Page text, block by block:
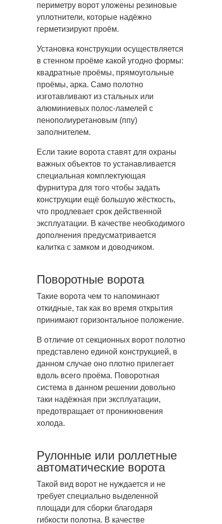
периметру ворот уложены резиновые
уплотнители, которые надёжно
герметизируют проём.
Установка конструкции осуществляется
в стенном проёме какой угодно формы:
квадратные проёмы, прямоугольные
проёмы, арка. Само полотно
изготавливают из стальных или
алюминиевых полос-ламелей с
пенополиуретановым (ппу)
заполнителем.
Если такие ворота ставят для охраны
важных объектов то устанавливается
специальная комплектующая
фурнитура для того чтобы задать
конструкции ещё большую жёсткость,
что продлевает срок действенной
эксплуатации. В качестве необходимого
дополнения предусматривается
калитка с замком и доводчиком.
Поворотные ворота
Такие ворота чем то напоминают
откидные, так как во время открытия
принимают горизонтальное положение.
В отличие от секционных ворот полотно
представлено единой конструкцией, в
данном случае оно плотно прилегает
вдоль всего проёма. Поворотная
система в данном решении довольно
таки надёжная при эксплуатации,
предотвращает от проникновения
холода.
Рулонные или роллетные
автоматические ворота
Такой вид ворот не нуждается и не
требует специально выделенной
площади для сборки благодаря
гибкости полотна. В качестве